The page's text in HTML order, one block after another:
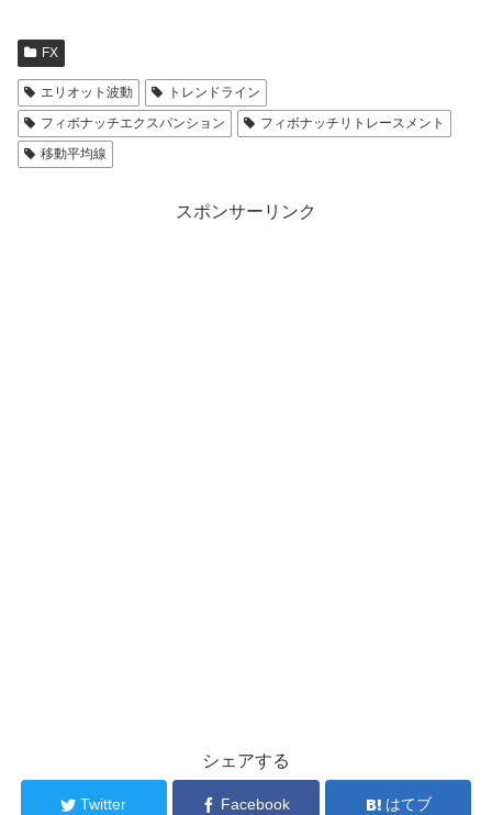
FX
エリオット波動
トレンドライン
フィボナッチエクスパンション
フィボナッチリトレースメント
移動平均線
スポンサーリンク
シェアする
Twitter Facebook はてブ